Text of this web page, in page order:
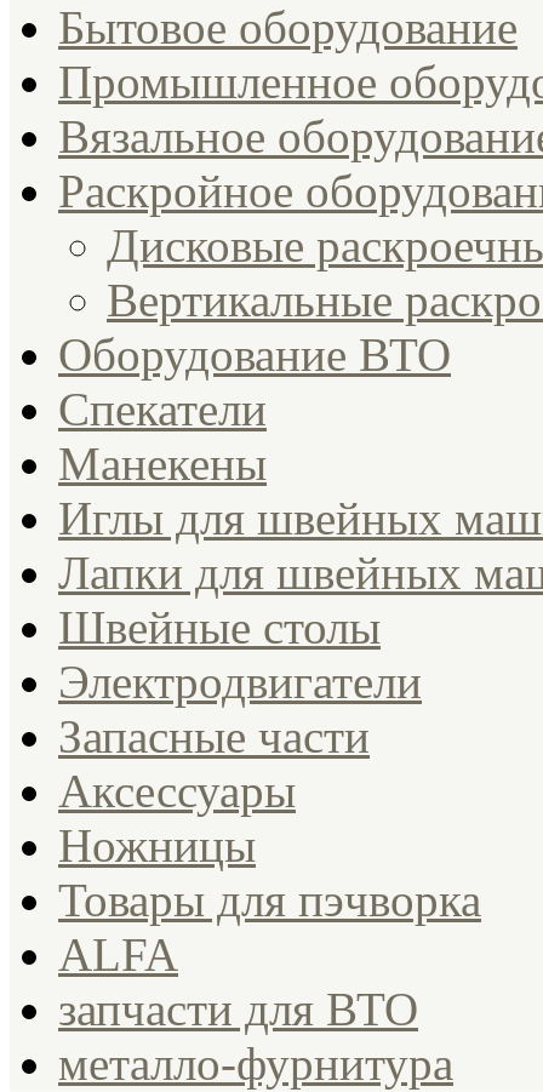
Бытовое оборудование
Промышленное
Вязальное
Раскройное
Дисковые
Вертикальные
Оборудование ВТО
Спекатели
Манекены
Иглы для швейных
Лапки для швейных
Швейные столы
Электродвигатели
Запасные части
Аксессуары
Ножницы
Товары для пэчворка
ALFA
запчасти для ВТО
металло-фурнитура